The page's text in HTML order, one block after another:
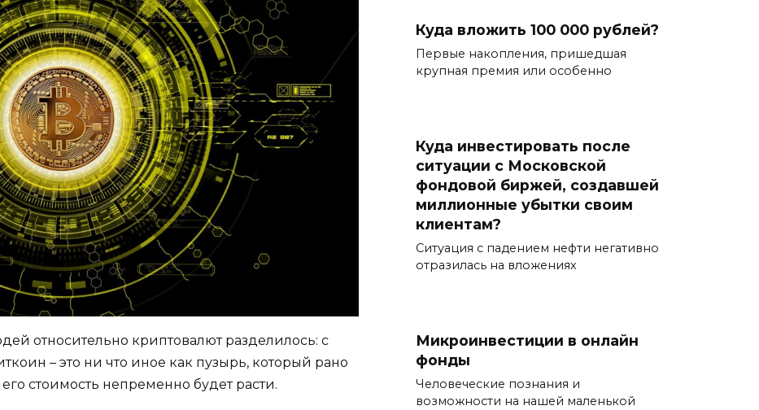
относительно криптовалют разделилось: с
– это ни что иное как пузырь, который рано
стоимость непременно будет расти.
Куда вложить 100 000 рублей?
Первые накопления, пришедшая
крупная премия или особенно
Куда инвестировать после
ситуации с Московской
фондовой биржей, создавшей
миллионные убытки своим
клиентам?
Ситуация с падением нефти негативно
отразилась на вложениях
Микроинвестиции в онлайн
фонды
Человеческие познания и
возможности на нашей маленькой